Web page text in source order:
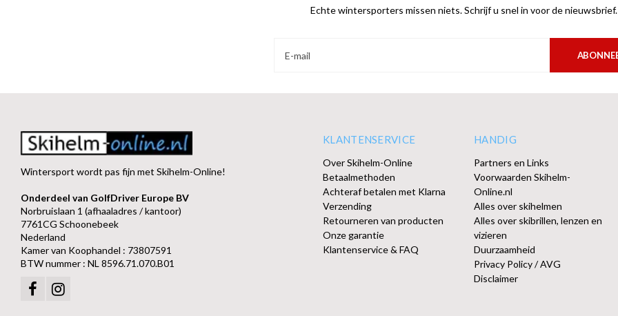
Echte wintersporters missen niets. Schrijf u snel in voor de nieuwsbrief.
Wintersport wordt pas fijn met Skihelm-Online!
Onderdeel van GolfDriver Europe BV
Norbruislaan 1 (afhaaladres / kantoor)
7761CG Schoonebeek
Nederland
Kamer van Koophandel : 73807591
BTW nummer : NL 8596.71.070.B01
KLANTENSERVICE
Over Skihelm-Online
Betaalmethoden
Achteraf betalen met Klarna
Verzending
Retourneren van producten
Onze garantie
Klantenservice & FAQ
HANDIG
Partners en Links
Voorwaarden Skihelm-
Online.nl
Alles over skihelmen
Alles over skibrillen, lenzen en
vizieren
Duurzaamheid
Privacy Policy / AVG
Disclaimer